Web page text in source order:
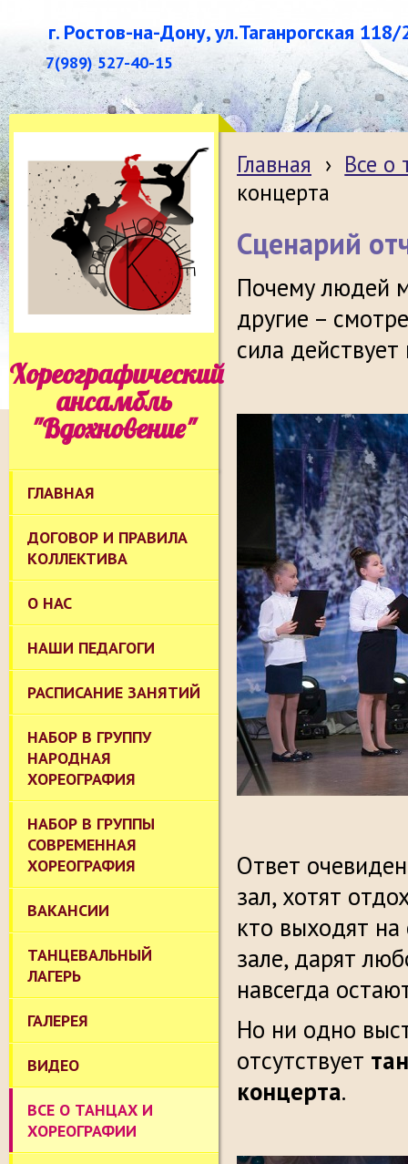
г. Ростов-на-Дону, ул.Таганрогская 118/
7(989) 527-40-15
Хореографический
ансамбль
"Вдохновение"
ГЛАВНАЯ
ДОГОВОР И ПРАВИЛА
КОЛЛЕКТИВА
О НАС
НАШИ ПЕДАГОГИ
РАСПИСАНИЕ ЗАНЯТИЙ
НАБОР В ГРУППУ
НАРОДНАЯ
ХОРЕОГРАФИЯ
НАБОР В ГРУППЫ
СОВРЕМЕННАЯ
ХОРЕОГРАФИЯ
ВАКАНСИИ
ТАНЦЕВАЛЬНЫЙ
ЛАГЕРЬ
ГАЛЕРЕЯ
ВИДЕО
ВСЕ О ТАНЦАХ И
ХОРЕОГРАФИИ
Главная › Все о
концерта
Сценарий
Почему людей
другие –
сила
Ответ
зал, хотят
кто выходят
зале, дарят
навсегда
Но ни одно
отсутствует
концерта.